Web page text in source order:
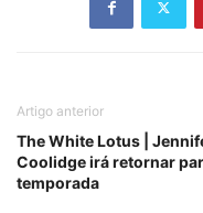
Artigo anterior
The White Lotus |
Coolidge irá retornar
temporada